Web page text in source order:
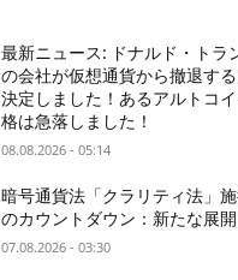
最新ニュース: ドナルド・トラ
の会社が仮想通貨から撤退す
決定しました！あるアルトコ
格は急落しました！
08.08.2026 - 05:14
暗号通貨法「クラリティ法」
のカウントダウン：新たな展開
07.08.2026 - 03:30